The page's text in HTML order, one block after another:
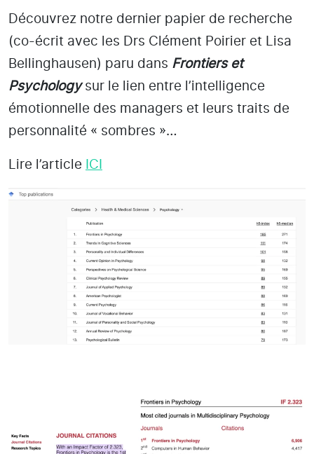
Découvrez notre dernier papier de recherche
(co-écrit avec les Drs Clément Poirier et Lisa
Bellinghausen) paru dans Frontiers et
Psychologysur le lien entre l’intelligence
émotionnelle des managers et leurs traits de
personnalité « sombres »…
Lire l’article ICI